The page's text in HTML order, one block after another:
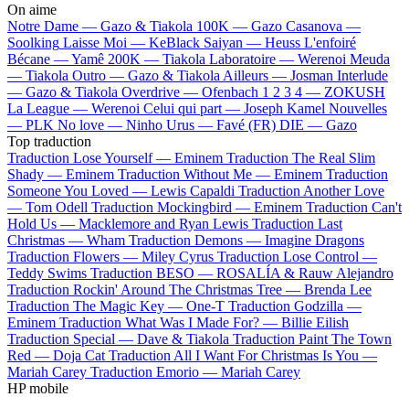
On aime
Notre Dame — Gazo & Tiakola 100K — Gazo Casanova —
Soolking Laisse Moi — KeBlack Saiyan — Heuss L'enfoiré
Bécane —Yamê 200K — Tiakola Laboratoire — Werenoi Meuda
— Tiakola Outro — Gazo & Tiakola Ailleurs — Josman Interlude
— Gazo & Tiakola Overdrive — Ofenbach 1 2 3 4 — ZOKUSH
La League — Werenoi Celui qui part — Joseph Kamel Nouvelles
— PLK No love — Ninho Urus — Favé (FR) DIE — Gazo
Top traduction
Traduction Lose Yourself — Eminem Traduction The Real Slim
Shady — Eminem Traduction Without Me — Eminem Traduction
Someone You Loved — Lewis Capaldi Traduction Another Love
— Tom Odell Traduction Mockingbird — Eminem Traduction Can't
Hold Us — Macklemore and Ryan Lewis Traduction Last
Christmas — Wham Traduction Demons — Imagine Dragons
Traduction Flowers — Miley Cyrus Traduction Lose Control —
Teddy Swims Traduction BESO — ROSALÍA & Rauw Alejandro
Traduction Rockin' Around The Christmas Tree — Brenda Lee
Traduction The Magic Key — One-T Traduction Godzilla —
Eminem Traduction What Was I Made For? — Billie Eilish
Traduction Special — Dave & Tiakola Traduction Paint The Town
Red — Doja Cat Traduction All I Want For Christmas Is You —
Mariah Carey Traduction Emorio — Mariah Carey
HP mobile